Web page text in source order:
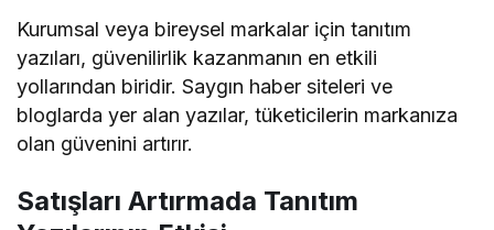
Kurumsal veya bireysel markalar için tanıtım
yazıları, güvenilirlik kazanmanın en etkili
yollarından biridir. Saygın haber siteleri ve
bloglarda yer alan yazılar, tüketicilerin markanıza
olan güvenini artırır.
Satışları Artırmada Tanıtım